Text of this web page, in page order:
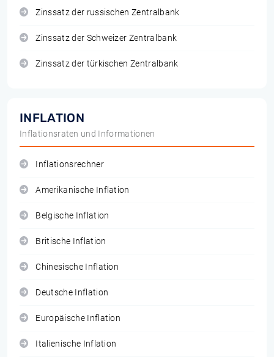
Zinssatz der russischen Zentralbank
Zinssatz der Schweizer Zentralbank
Zinssatz der türkischen Zentralbank
INFLATION
Inflationsraten und Informationen
Inflationsrechner
Amerikanische Inflation
Belgische Inflation
Britische Inflation
Chinesische Inflation
Deutsche Inflation
Europäische Inflation
Italienische Inflation